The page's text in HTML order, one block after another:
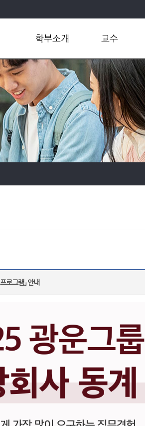
학부소개
학부개요
학부장인사말
교육목표 및 비젼
오시는길
교수
교수진
연구실
로그램」 안내